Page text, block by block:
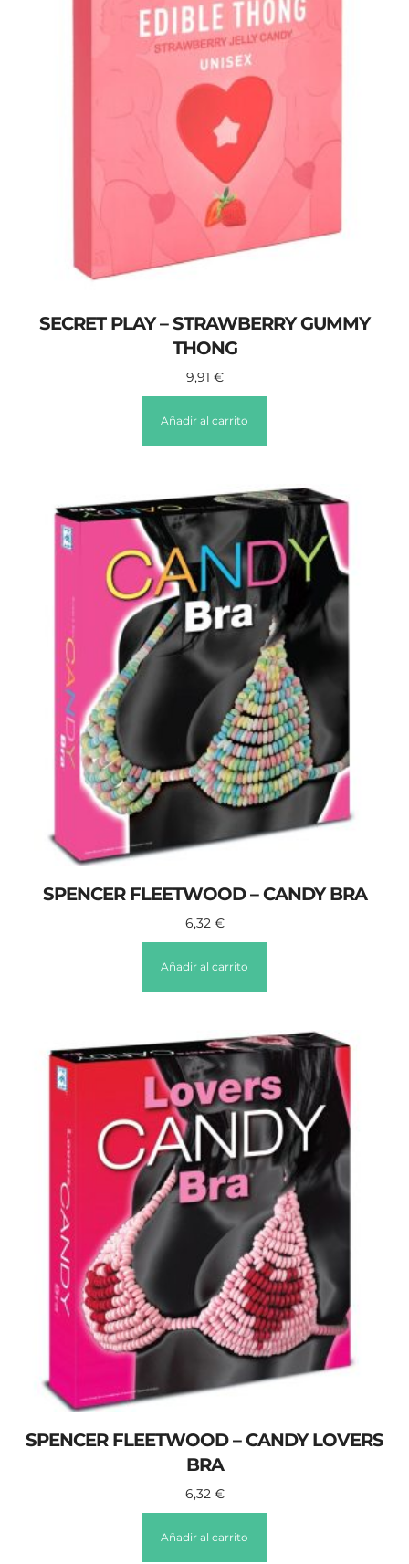
SECRET PLAY – STRAWBERRY GUMMY
THONG
9,91 €
Añadir al carrito
SPENCER FLEETWOOD – CANDY BRA
6,32 €
Añadir al carrito
SPENCER FLEETWOOD – CANDY LOVERS
BRA
6,32 €
Añadir al carrito